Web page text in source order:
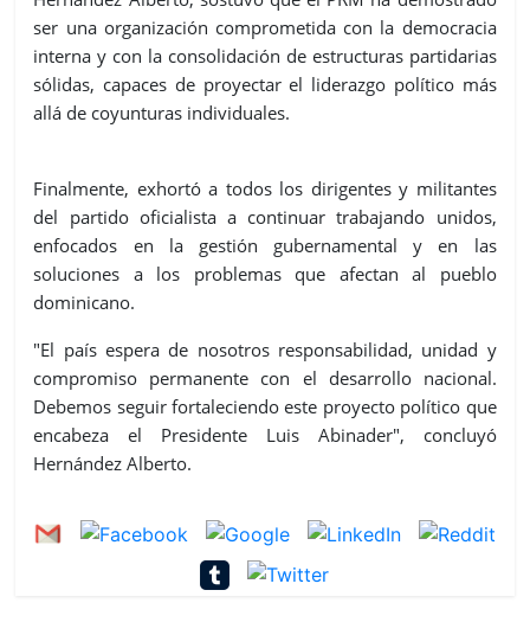
ser una organización comprometida con la democracia
interna y con la consolidación de estructuras partidarias
sólidas, capaces de proyectar el liderazgo político más
allá de coyunturas individuales.
Finalmente, exhortó a todos los dirigentes y militantes
del partido oficialista a continuar trabajando unidos,
enfocados en la gestión gubernamental y en las
soluciones a los problemas que afectan al pueblo
dominicano.
"El país espera de nosotros responsabilidad, unidad y
compromiso permanente con el desarrollo nacional.
Debemos seguir fortaleciendo este proyecto político que
encabeza el Presidente Luis Abinader", concluyó
Hernández Alberto.